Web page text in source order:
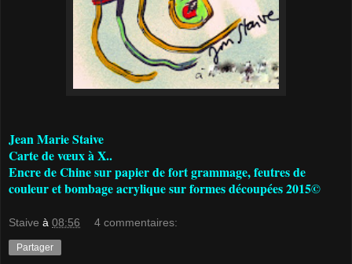
Jean Marie Staive
Carte de vœux à X..
Encre de Chine sur papier de fort grammage, feutres de
couleur et bombage acrylique sur formes découpées 2015©
Staive à 08:56 4 commentaires:
Partager